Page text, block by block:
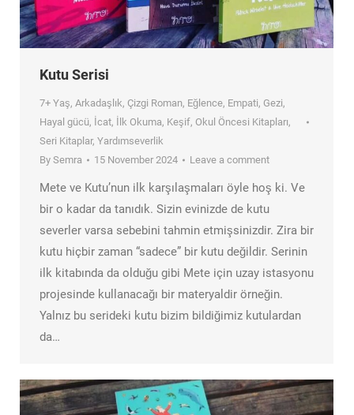
Kutu Serisi
7+ Yaş, Arkadaşlık, Çizgi Roman, Eğlence, Empati, Gezi,
Hayal gücü, İcat, İlk Okuma, Keşif, Okul Öncesi Kitapları,
Seri Kitaplar, Yardımseverlik
By Semra 15 November 2024 Leave a comment
Mete ve Kutu’nun ilk karşılaşmaları öyle hoş ki. Ve
bir o kadar da tanıdık. Sizin evinizde de kutu
severler varsa sebebini tahmin etmişsinizdir. Zira bir
kutu hiçbir zaman “sadece” bir kutu değildir. Serinin
ilk kitabında da olduğu gibi Mete için uzay istasyonu
projesinde kullanacağı bir materyaldir örneğin.
Yalnız bu serideki kutu bizim bildiğimiz kutulardan
da…